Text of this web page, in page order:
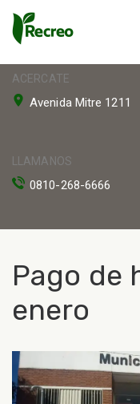
ACERCATE
Avenida Mitre 1211
LLAMANOS
0810-268-6666
Pago de
enero